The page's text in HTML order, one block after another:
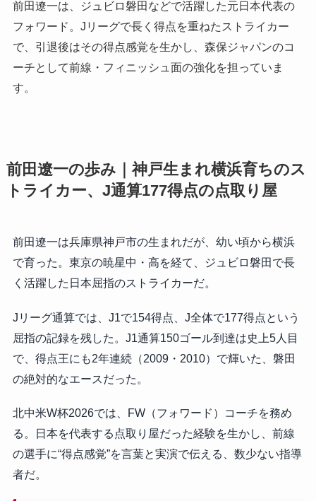
前田遼一は、ジュビロ磐田などで活躍した元日本代表の
フォワード。Jリーグで長く得点を重ねたストライカー
で、引退後はその得点感覚を生かし、森保ジャパンのコ
ーチとして前線・フィニッシュ面の強化を担っていま
す。
前田遼一の歩み｜神戸生まれ横浜育ちのス
トライカー、J通算177得点の点取り屋
前田遼一は兵庫県神戸市の生まれだが、幼い頃から横浜
で育った。東京の暁星中・高を経て、ジュビロ磐田で長
く活躍した日本屈指のストライカーだ。
Jリーグ通算では、J1で154得点、J全体で177得点という
屈指の記録を残した。J1通算150ゴール到達は史上5人目
で、得点王にも2年連続（2009・2010）で輝いた、磐田
の絶対的なエースだった。
北中米W杯2026では、FW（フォワード）コーチを務め
る。日本を代表する点取り屋だった経験を生かし、前線
の選手に“得点感覚”を言葉と実演で伝える、数少ない指導
者だ。